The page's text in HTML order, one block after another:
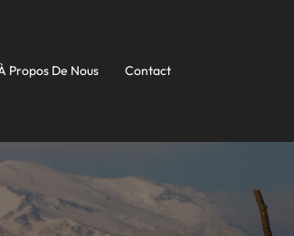
Propos De Nous Contact